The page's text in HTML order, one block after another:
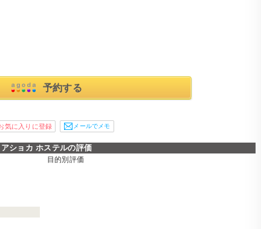
予約する
メールでメモ
アショカ ホステルの評価
目的別評価